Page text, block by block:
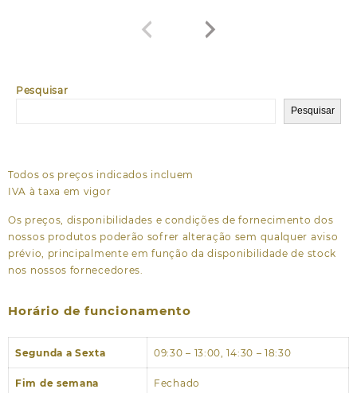
Pesquisar
Pesquisar
Todos os preços indicados incluem
IVA à taxa em vigor
Os preços, disponibilidades e condições de fornecimento dos
nossos produtos poderão sofrer alteração sem qualquer aviso
prévio, principalmente em função da disponibilidade de stock
nos nossos fornecedores.
Horário de funcionamento
Segunda a Sexta 09:30 – 13:00, 14:30 – 18:30
Fim de semana Fechado